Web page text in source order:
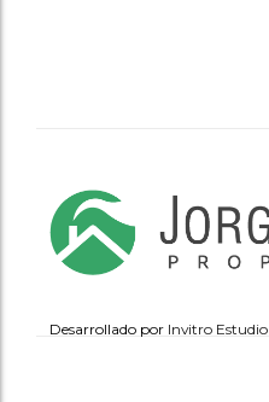
Desarrollado por Invitro Estudio